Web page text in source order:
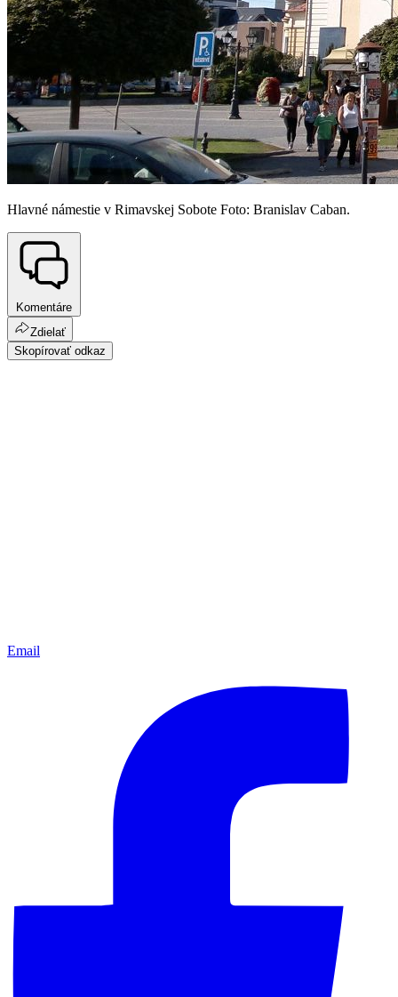
Hlavné námestie v Rimavskej Sobote Foto: Branislav Caban.
Komentáre
Zdielať
Skopírovať odkaz
Email